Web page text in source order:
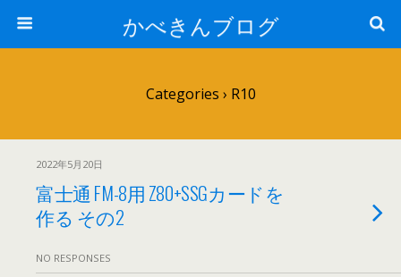
かべきんブログ
Categories › R10
2022年5月20日
富士通 FM-8用 Z80+SSGカードを
作る その2
NO RESPONSES